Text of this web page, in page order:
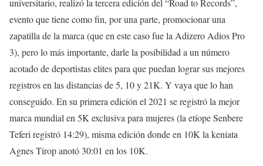
universitario, realizó la tercera edición del “Road to Records”,
evento que tiene como fin, por una parte, promocionar una
zapatilla de la marca (que en este caso fue la Adizero Adios Pro
3), pero lo más importante, darle la posibilidad a un número
acotado de deportistas elites para que puedan lograr sus mejores
registros en las distancias de 5, 10 y 21K. Y vaya que lo han
conseguido. En su primera edición el 2021 se registró la mejor
marca mundial en 5K exclusiva para mujeres (la etíope Senbere
Teferi registró 14:29), misma edición donde en 10K la keniata
Agnes Tirop anotó 30:01 en los 10K.